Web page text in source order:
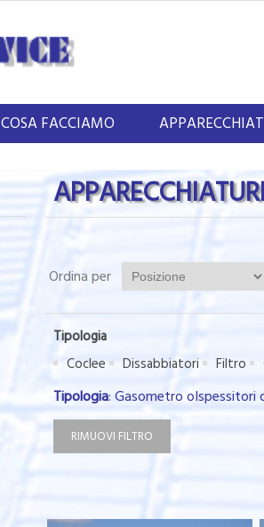
COSA FACCIAMO
Ordina per
Tipologia
Coclee
Dissabbiatori Filtro
Tipologia: Gasometro
RIMUOVI FILTRO